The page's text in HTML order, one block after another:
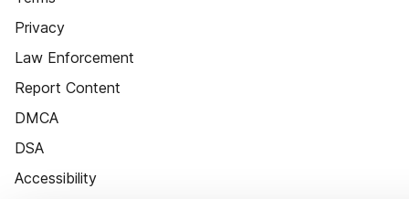
Privacy
Law Enforcement
Report Content
DMCA
DSA
Accessibility